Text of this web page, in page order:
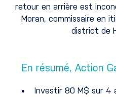
retour en arrière est
Moran, commissaire en
district de
En résumé, Action
Investir 80 M$ sur 4